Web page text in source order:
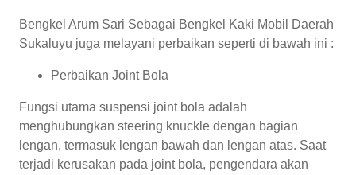
Bengkel Arum Sari Sebagai Bengkel Kaki Mobil Daerah
Sukaluyu juga melayani perbaikan seperti di bawah ini :
Perbaikan Joint Bola
Fungsi utama suspensi joint bola adalah
menghubungkan steering knuckle dengan bagian
lengan, termasuk lengan bawah dan lengan atas. Saat
terjadi kerusakan pada joint bola, pengendara akan